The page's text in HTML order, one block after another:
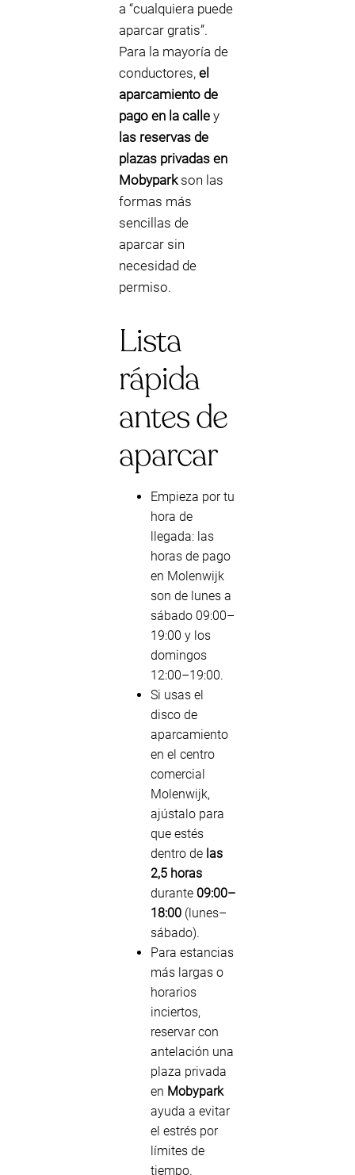
a “cualquiera puede
aparcar gratis”.
Para la mayoría de
conductores, el
aparcamiento de
pago en la calle y
las reservas de
plazas privadas en
Mobyparkson las
formas más
sencillas de
aparcar sin
necesidad de
permiso.
Lista
rápida
antes de
aparcar
Empieza por tu
hora de
llegada: las
horas de pago
en Molenwijk
son de lunes a
sábado 09:00–
19:00 y los
domingos
12:00–19:00.
Si usas el
disco de
aparcamiento
en el centro
comercial
Molenwijk,
ajústalo para
que estés
dentro de las
2,5 horas
durante 09:00–
18:00 (lunes–
sábado).
Para estancias
más largas o
horarios
inciertos,
reservar con
antelación una
plaza privada
en Mobypark
ayuda a evitar
el estrés por
límites de
tiempo.